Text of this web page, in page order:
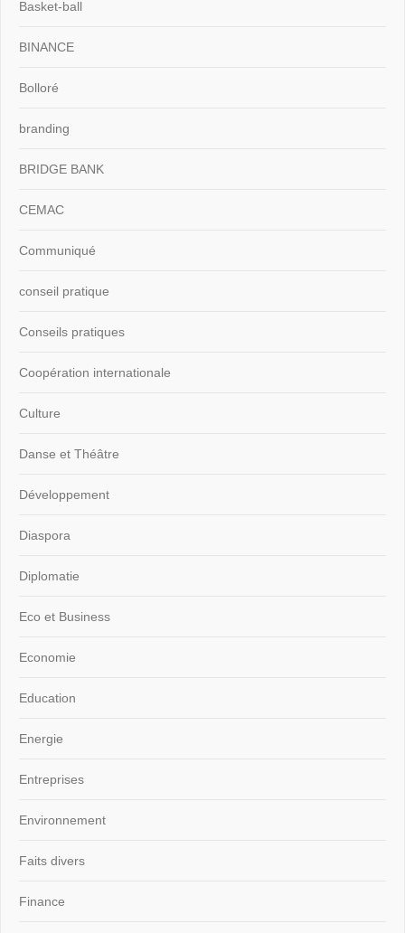
Basket-ball
BINANCE
Bolloré
branding
BRIDGE BANK
CEMAC
Communiqué
conseil pratique
Conseils pratiques
Coopération internationale
Culture
Danse et Théâtre
Développement
Diaspora
Diplomatie
Eco et Business
Economie
Education
Energie
Entreprises
Environnement
Faits divers
Finance